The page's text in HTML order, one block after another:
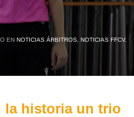
EN NOTICIAS ÁRBITROS, NOTICIAS FFCV,
la historia un trio